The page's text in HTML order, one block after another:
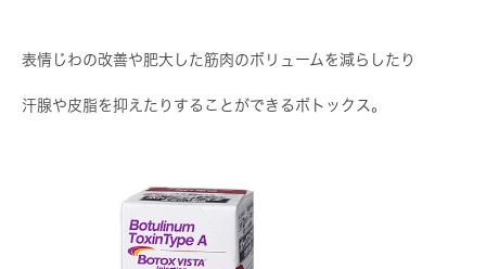
表情じわの改善や肥大した筋肉のボリュームを減らしたり
汗腺や皮脂を抑えたりすることができるボトックス。